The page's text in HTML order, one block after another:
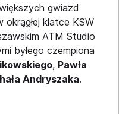
gwiazd
klatce KSW
ATM Studio
byłego czempiona
, Pawła
Andryszaka.